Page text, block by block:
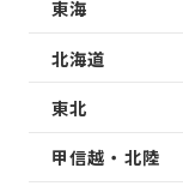
東海
北海道
東北
甲信越・北陸